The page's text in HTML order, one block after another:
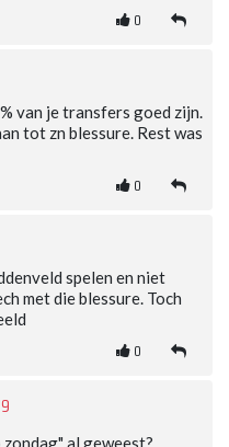
0
van je transfers goed zijn.
tot zn blessure. Rest was
0
spelen en niet
met die blessure. Toch
0
al geweest?